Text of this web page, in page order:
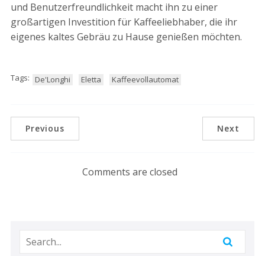
und Benutzerfreundlichkeit macht ihn zu einer
großartigen Investition für Kaffeeliebhaber, die ihr
eigenes kaltes Gebräu zu Hause genießen möchten.
Tags: De'Longhi Eletta Kaffeevollautomat
Previous Next
Comments are closed